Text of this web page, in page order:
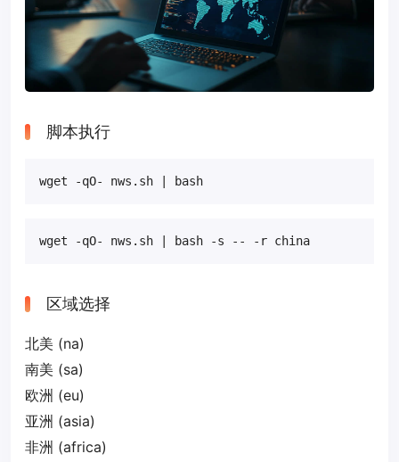
脚本执行
wget -qO- nws.sh | bash
wget -qO- nws.sh | bash -s -- -r china
区域选择
北美 (na)
南美 (sa)
欧洲 (eu)
亚洲 (asia)
非洲 (africa)